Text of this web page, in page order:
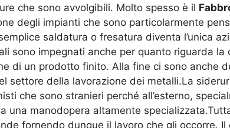
che sono avvolgibili. Molto spesso è il
degli impianti che sono particolarmente
saldatura o fresatura diventa l’unica
sono impegnati anche per quanto riguarda
di un prodotto finito. Alla fine ci sono anche
settore della lavorazione dei metalli.La
che sono stranieri perché all’esterno,
una manodopera altamente
fornendo dunque il lavoro che gli occorre.